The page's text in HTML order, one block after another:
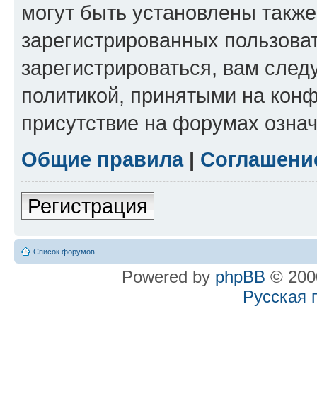
могут быть установлены
зарегистрированных
зарегистрироваться, вам
политикой, принятыми на
присутствие на форумах
Общие правила|
Регистрация
Список форумов
Powered by phpBB ©
Русская